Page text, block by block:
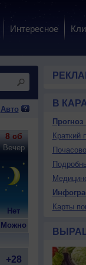
Интересное
Авто
8 сб
Вечер
Нет
Можно
9 вс
Утро
Нет
+28 +26
В
Краткий
Карты